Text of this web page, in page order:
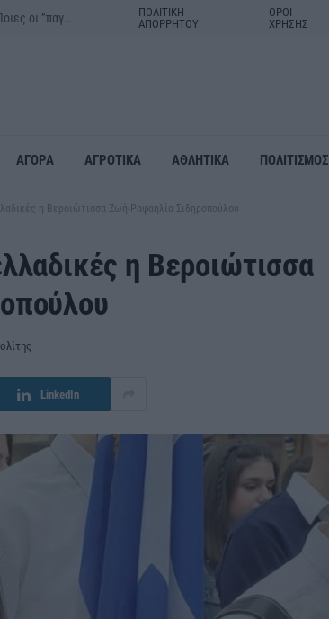
ΠΟΛΙΤΙΚΗ
ΑΠΟΡΡΗΤΟΥ
ΟΡΟΙ
ΧΡΗΣΗΣ
ΑΓΟΡΑ ΑΓΡΟΤΙΚΑ ΑΘΛΗΤΙΚΑ ΠΟΛΙΤΙΣΜΟΣ
η Βεροιώτισσα Ζωή-Ραφαηλία Σιδηροπούλου
η Βεροιώτισσα
LinkedIn